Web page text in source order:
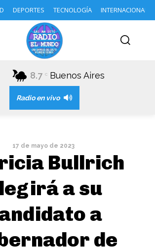
DEPORTES TECNOLOGÍA INTERNACIONAL
8.7 C Buenos Aires
Radio en vivo
17 de mayo de 2023
Bullrich
a su
a
de